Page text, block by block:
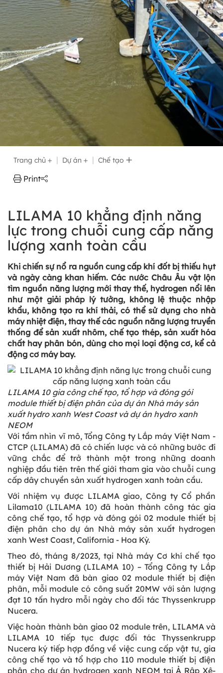
Trang chủ Dự án Chế tạo
Print
LILAMA 10 khẳng định năng
lực trong chuỗi cung cấp năng
lượng xanh toàn cầu
Khi chiến sự nổ ra nguồn cung cấp khí đốt bị thiếu hụt
và ngày càng khan hiếm. Các nước Châu Âu vật lộn
tìm nguồn năng lượng mới thay thế, hydrogen nổi lên
như một giải pháp lý tưởng, không lệ thuộc nhập
khẩu, không tạo ra khí thải, có thể sử dụng cho nhà
máy nhiệt điện, thay thế các nguồn năng lượng truyền
thống để sản xuất nhôm, chế tạo thép, sản xuất hóa
chất hay phân bón, dùng cho mọi loại động cơ, kể cả
động cơ máy bay.
LILAMA 10 gia công chế tạo, tổ hợp và đóng gói
module thiết bị điện phân của dự án Nhà máy sản
xuất hydro xanh West Coast và dự án hydro xanh
NEOM
Với tầm nhìn vĩ mô, Tổng Công ty Lắp máy Việt Nam -
CTCP (LILAMA) đã có chiến lược và có những bước đi
vững chắc để trở thành một trong những doanh
nghiệp đầu tiên trên thế giới tham gia vào chuỗi cung
cấp dây chuyền sản xuất hydrogen xanh toàn cầu.
Với nhiệm vụ được LILAMA giao, Công ty Cổ phần
Lilama10 (LILAMA 10) đã hoàn thành công tác gia
công chế tạo, tổ hợp và đóng gói 02 module thiết bị
điện phân cho dự án Nhà máy sản xuất hydrogen
xanh West Coast, California - Hoa Kỳ.
Theo đó, tháng 8/2023, tại Nhà máy Cơ khí chế tạo
thiết bị Hải Dương (LILAMA 10) – Tổng Công ty Lắp
máy Việt Nam đã bàn giao 02 module thiết bị điện
phân, mỗi module có công suất 20MW với sản lượng
đạt 10 tấn hydro mỗi ngày cho đối tác Thyssenkrupp
Nucera.
Việc hoàn thành bàn giao 02 module trên, LILAMA và
LILAMA 10 tiếp tục được đối tác Thyssenkrupp
Nucera ký tiếp hợp đồng về việc cung cấp vật tư, gia
công chế tạo và tổ hợp cho 110 module thiết bị điện
phân cho dự án hydrogen xanh NEOM tại Ả Rập Xê-